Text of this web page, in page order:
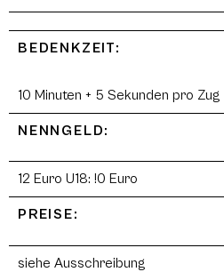
BEDENKZEIT:
10 Minuten + 5 Sekunden pro Zug
NENNGELD:
12 Euro U18: !0 Euro
PREISE:
siehe Ausschreibung